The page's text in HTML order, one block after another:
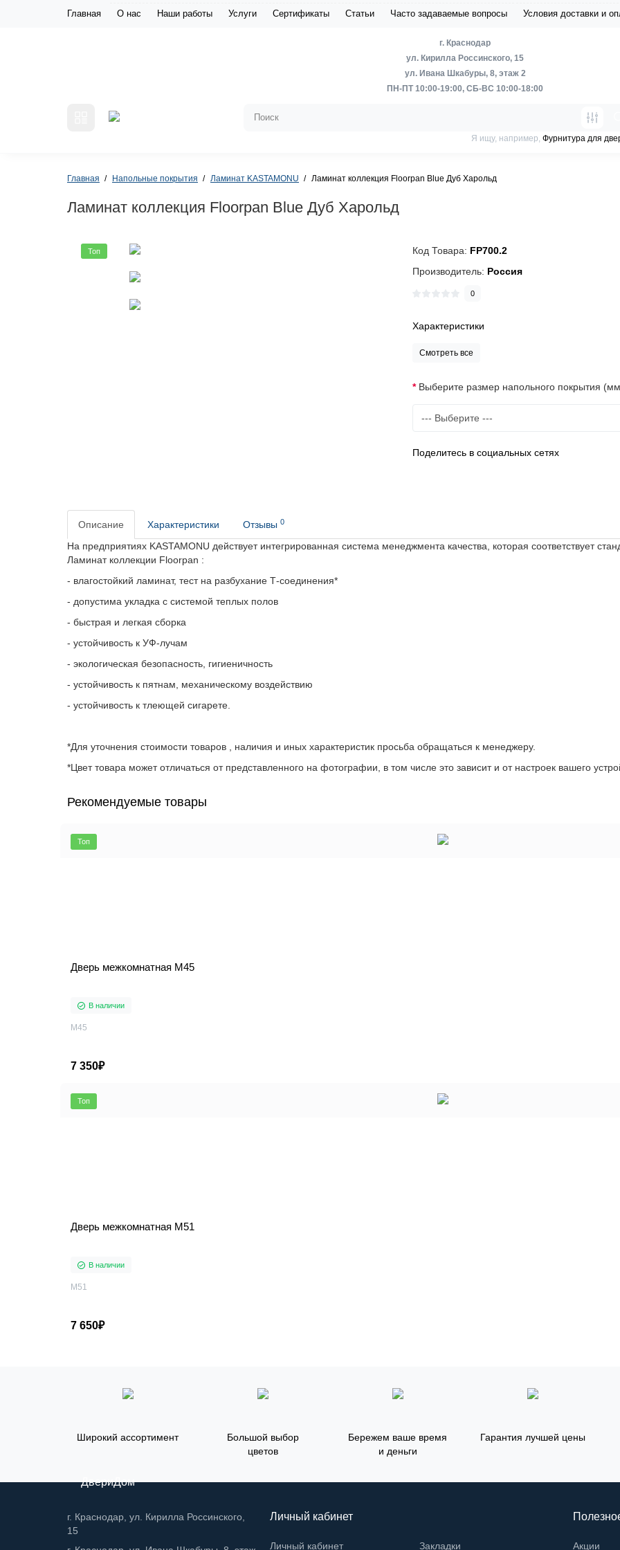
Главная О нас Наши работы Услуги Сертификаты Статьи Часто задаваемые вопросы Условия доставки и
г. Краснодар
ул. Кирилла Россинского, 15
ул. Ивана Шкабуры, 8, этаж 2
ПН-ПТ 10:00-19:00, СБ-ВС 10:00-18:00
Я ищу, например, Фурнитура для
Главная Напольные покрытия Ламинат KASTAMONU Ламинат коллекция Floorpan Blue Дуб Харольд
Ламинат коллекция Floorpan Blue Дуб Харольд
Топ Код Товара: FP700.2
Производитель: Россия
0
Характеристики
Смотреть все
Выберите размер напольного покрытия
Поделитесь в социальных сетях
Описание Характеристики Отзывы 0
На предприятиях KASTAMONU действует интегрированная система менеджмента качества, которая соответствует
Ламинат коллекции Floorpan :
- влагостойкий ламинат, тест на разбухание Т-соединения*
- допустима укладка с системой теплых полов
- быстрая и легкая сборка
- устойчивость к УФ-лучам
- экологическая безопасность, гигиеничность
- устойчивость к пятнам, механическому воздействию
- устойчивость к тлеющей сигарете.
*Для уточнения стоимости товаров , наличия и иных характеристик просьба обращаться к менеджеру.
*Цвет товара может отличаться от представленного на фотографии, в том числе это зависит и от настроек вашего
Рекомендуемые товары
Топ
Дверь межкомнатная M45
В наличии
M45
7 350₽
Топ
Дверь межкомнатная M51
В наличии
M51
7 650₽
Широкий ассортимент
Большой выбор
цветов
Бережем ваше время
и деньги
Гарантия лучшей цены
ДвериДом
г. Краснодар, ул. Кирилла Россинского,
15
Личный кабинет
Личный кабинет Закладки Акции